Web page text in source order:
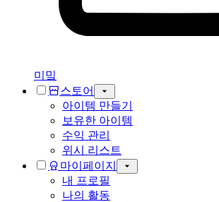
미밐
스토어
아이템 만들기
보유한 아이템
수익 관리
위시 리스트
마이페이지
내 프로필
나의 활동